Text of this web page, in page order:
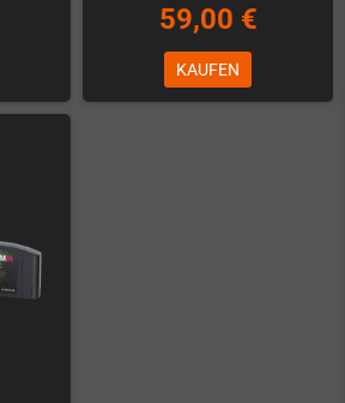
59,00 €
KAUFEN